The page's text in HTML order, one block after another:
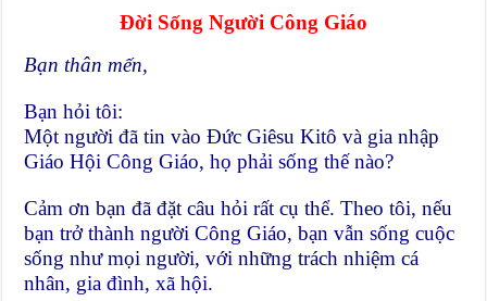
Đời Sống Người Công Giáo
Bạn thân mến,
Bạn hỏi tôi:
Một người đã tin vào Đức Giêsu Kitô và gia nhập
Giáo Hội Công Giáo, họ phải sống thế nào?
Cảm ơn bạn đã đặt câu hỏi rất cụ thể. Theo tôi, nếu
bạn trở thành người Công Giáo, bạn vẫn sống cuộc
sống như mọi người, với những trách nhiệm cá
nhân, gia đình, xã hội.